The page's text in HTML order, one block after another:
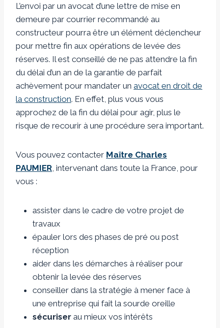
L’envoi par un avocat d’une lettre de mise en
demeure par courrier recommandé au
constructeur pourra être un élément déclencheur
pour mettre fin aux opérations de levée des
réserves. Il est conseillé de ne pas attendre la fin
du délai d’un an de la garantie de parfait
achèvement pour mandater un avocat en droit de
la construction. En effet, plus vous vous
approchez de la fin du délai pour agir, plus le
risque de recourir à une procédure sera important.
Vous pouvez contacter Maître Charles
PAUMIER , intervenant dans toute la France, pour
vous :
assister dans le cadre de votre projet de
travaux
épauler lors des phases de pré ou post
réception
aider dans les démarches à réaliser pour
obtenir la levée des réserves
conseiller dans la stratégie à mener face à
une entreprise qui fait la sourde oreille
sécuriser au mieux vos intérêts